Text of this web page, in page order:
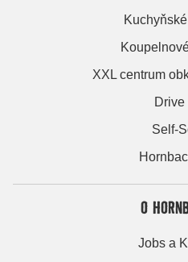
XXL centrum
Drive
Self-
O
Jobs a